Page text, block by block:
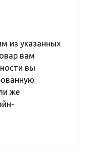
из указанных
вам
вы
же